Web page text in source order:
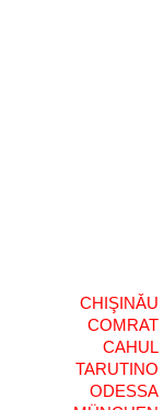
CHIŞINǍU
COMRAT
CAHUL
TARUTINO
ODESSA